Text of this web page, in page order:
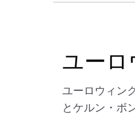
ユーロ
ユーロウィン
とケルン・ボ